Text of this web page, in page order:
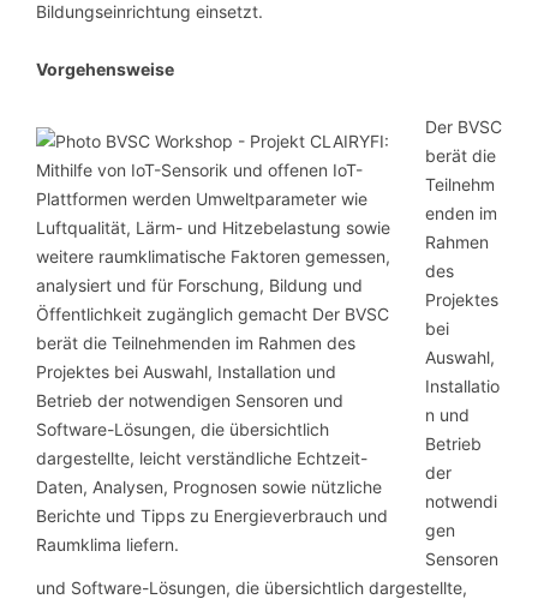
Bildungseinrichtung einsetzt.
Vorgehensweise
Der BVSC
berät die
Teilnehm
enden im
Rahmen
des
Projektes
bei
Auswahl,
Installatio
n und
Betrieb
der
notwendi
gen
Sensoren
und Software-Lösungen, die übersichtlich dargestellte,